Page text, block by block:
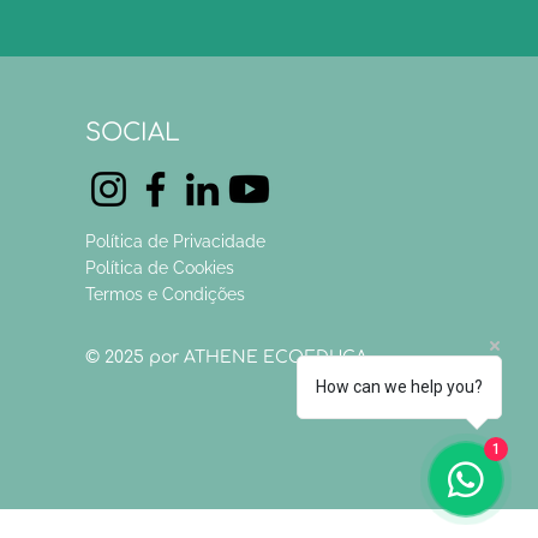
SOCIAL
Política de Privacidade
Política de Cookies
Termos e Condições
© 2025 por ATHENE ECOEDUCA
How can we help you?
1